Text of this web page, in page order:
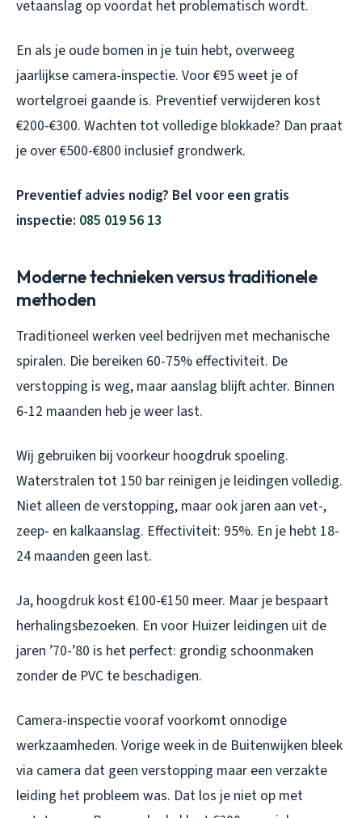
vetaanslag op voordat het problematisch wordt.
En als je oude bomen in je tuin hebt, overweeg
jaarlijkse camera-inspectie. Voor €95 weet je of
wortelgroei gaande is. Preventief verwijderen kost
€200-€300. Wachten tot volledige blokkade? Dan praat
je over €500-€800 inclusief grondwerk.
Preventief advies nodig? Bel voor een gratis
inspectie: 085 019 56 13
Moderne technieken versus traditionele
methoden
Traditioneel werken veel bedrijven met mechanische
spiralen. Die bereiken 60-75% effectiviteit. De
verstopping is weg, maar aanslag blijft achter. Binnen
6-12 maanden heb je weer last.
Wij gebruiken bij voorkeur hoogdruk spoeling.
Waterstralen tot 150 bar reinigen je leidingen volledig.
Niet alleen de verstopping, maar ook jaren aan vet-,
zeep- en kalkaanslag. Effectiviteit: 95%. En je hebt 18-
24 maanden geen last.
Ja, hoogdruk kost €100-€150 meer. Maar je bespaart
herhalingsbezoeken. En voor Huizer leidingen uit de
jaren ’70-’80 is het perfect: grondig schoonmaken
zonder de PVC te beschadigen.
Camera-inspectie vooraf voorkomt onnodige
werkzaamheden. Vorige week in de Buitenwijken bleek
via camera dat geen verstopping maar een verzakte
leiding het probleem was. Dat los je niet op met